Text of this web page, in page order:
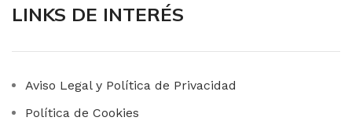
LINKS DE INTERÉS
Aviso Legal y Política de Privacidad
Política de Cookies